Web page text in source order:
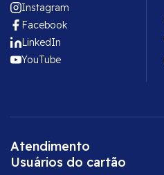
Instagram
Facebook
LinkedIn
YouTube
Atendimento
Usuários do cartão